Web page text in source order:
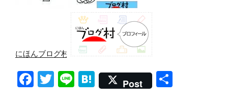
にほんブログ村
F
T
Li
H
Post